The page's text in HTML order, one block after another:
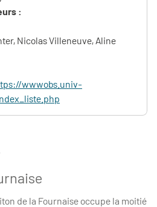
:
Nicolas Villeneuve, Aline
wwwobs.univ-
de la Fournaise occupe la moitié